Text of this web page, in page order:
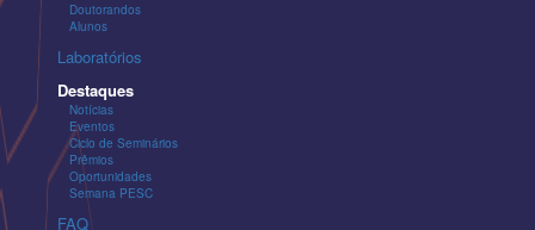
Doutorandos
Alunos
Laboratórios
Destaques
Notícias
Eventos
Ciclo de Seminários
Prêmios
Oportunidades
Semana PESC
FAQ